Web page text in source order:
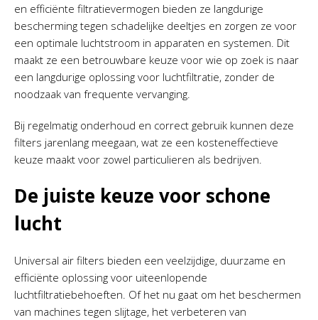
en efficiënte filtratievermogen bieden ze langdurige
bescherming tegen schadelijke deeltjes en zorgen ze voor
een optimale luchtstroom in apparaten en systemen. Dit
maakt ze een betrouwbare keuze voor wie op zoek is naar
een langdurige oplossing voor luchtfiltratie, zonder de
noodzaak van frequente vervanging.
Bij regelmatig onderhoud en correct gebruik kunnen deze
filters jarenlang meegaan, wat ze een kosteneffectieve
keuze maakt voor zowel particulieren als bedrijven.
De juiste keuze voor schone
lucht
Universal air filters bieden een veelzijdige, duurzame en
efficiënte oplossing voor uiteenlopende
luchtfiltratiebehoeften. Of het nu gaat om het beschermen
van machines tegen slijtage, het verbeteren van